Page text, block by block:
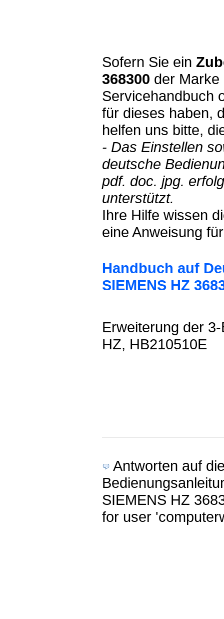
Sofern Sie ein
368300 der Marke
Servicehandbuch
für dieses haben,
helfen uns bitte,
- Das Einstellen
deutsche
pdf. doc. jpg.
unterstützt.
Ihre Hilfe wissen
eine Anweisung
Handbuch auf
SIEMENS HZ
Erweiterung der
HZ, HB210510E
Antworten auf
SIEMENS HZ
for user